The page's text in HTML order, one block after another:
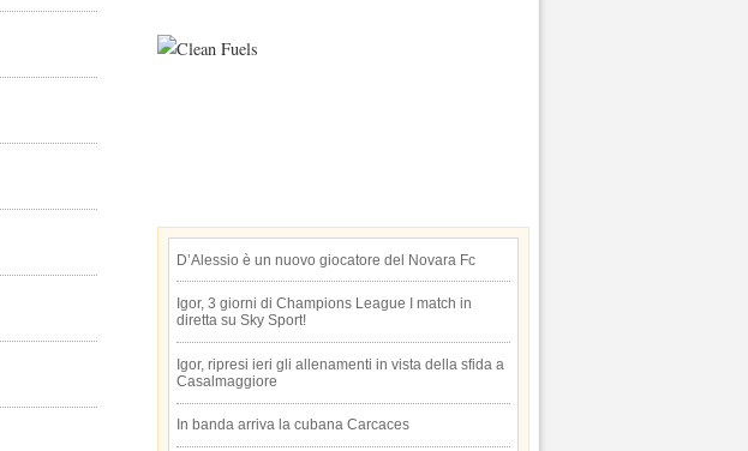
D’Alessio è un nuovo giocatore del Novara Fc
Igor, 3 giorni di Champions League I match in
diretta su Sky Sport!
Igor, ripresi ieri gli allenamenti in vista della sfida a
Casalmaggiore
In banda arriva la cubana Carcaces